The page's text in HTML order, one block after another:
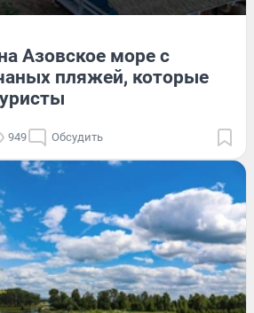
Азовское море с
пляжей, которые
949 Обсудить